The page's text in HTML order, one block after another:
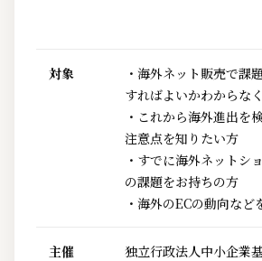
対象
・海外ネット販売で課
すればよいかわからな
・これから海外進出を
注意点を知りたい方
・すでに海外ネットシ
の課題をお持ちの方
・海外のECの動向など
主催 独立行政法人中小企業